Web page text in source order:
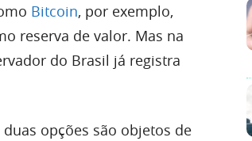
Bitcoin, por exemplo,
reserva de valor. Mas na
do Brasil já registra
opções são objetos de